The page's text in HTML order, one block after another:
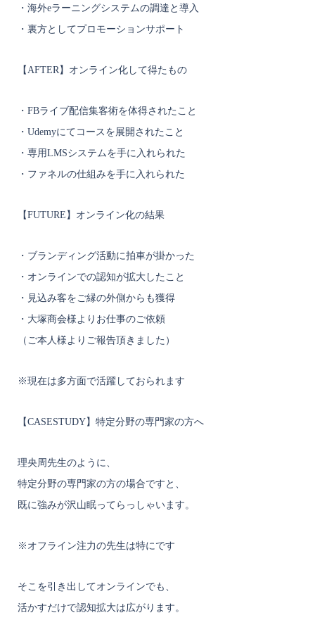
・海外eラーニングシステムの調達と導入
・裏方としてプロモーションサポート
【AFTER】オンライン化して得たもの
・FBライブ配信集客術を体得されたこと
・Udemyにてコースを展開されたこと
・専用LMSシステムを手に入れられた
・ファネルの仕組みを手に入れられた
【FUTURE】オンライン化の結果
・ブランディング活動に拍車が掛かった
・オンラインでの認知が拡大したこと
・見込み客をご縁の外側からも獲得
・大塚商会様よりお仕事のご依頼
（ご本人様よりご報告頂きました）
※現在は多方面で活躍しておられます
【CASESTUDY】特定分野の専門家の方へ
理央周先生のように、
特定分野の専門家の方の場合ですと、
既に強みが沢山眠ってらっしゃいます。
※オフライン注力の先生は特にです
そこを引き出してオンラインでも、
活かすだけで認知拡大は広がります。